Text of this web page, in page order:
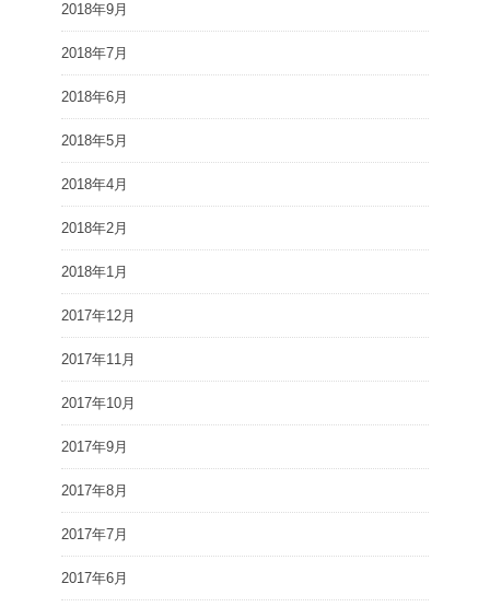
2018年9月
2018年7月
2018年6月
2018年5月
2018年4月
2018年2月
2018年1月
2017年12月
2017年11月
2017年10月
2017年9月
2017年8月
2017年7月
2017年6月